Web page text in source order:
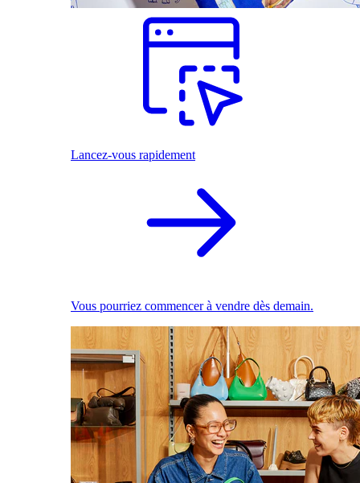
Lancez-vous rapidement
Vous pourriez commencer à vendre dès demain.